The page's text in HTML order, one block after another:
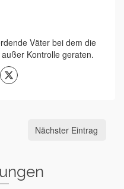
Väter bei dem die
Kontrolle geraten.
Nächster Eintrag